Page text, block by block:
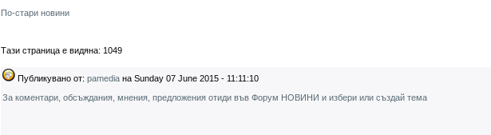
По-стари новини
Тази страница е видяна: 1049
Публикувано от: pamedia на Sunday 07 June 2015 - 11:11:10
За коментари, обсъждания, мнения, предложения отиди във Форум НОВИНИ и избери или създай тема